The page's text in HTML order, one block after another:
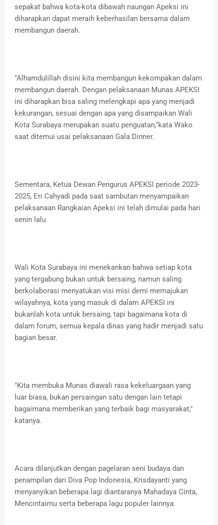
sepakat bahwa kota-kota dibawah naungan Apeksi ini
diharapkan dapat meraih keberhasilan bersama dalam
membangun daerah.
"Alhamdulillah disini kita membangun kekompakan dalam
membangun daerah. Dengan pelaksanaan Munas APEKSI
ini diharapkan bisa saling melengkapi apa yang menjadi
kekurangan, sesuai dengan apa yang disampaikan Wali
Kota Surabaya merupakan suatu penguatan,"kata Wako
saat ditemui usai pelaksanaan Gala Dinner.
Sementara, Ketua Dewan Pengurus APEKSI periode 2023-
2025, Eri Cahyadi pada saat sambutan menyampaikan
pelaksanaan Rangkaian Apeksi ini telah dimulai pada hari
senin lalu.
Wali Kota Surabaya ini menekankan bahwa setiap kota
yang tergabung bukan untuk bersaing, namun saling
berkolaborasi menyatukan visi misi demi memajukan
wilayahnya, kota yang masuk di dalam APEKSI ini
bukanlah kota untuk bersaing, tapi bagaimana kota di
dalam forum, semua kepala dinas yang hadir menjadi satu
bagian besar.
"Kita membuka Munas diawali rasa kekeluargaan yang
luar biasa, bukan persaingan satu dengan lain tetapi
bagaimana memberikan yang terbaik bagi masyarakat,"
katanya.
Acara dilanjutkan dengan pagelaran seni budaya dan
penampilan dari Diva Pop Indonesia, Krisdayanti yang
menyanyikan beberapa lagi diantaranya Mahadaya Cinta,
Mencintaimu serta beberapa lagu populer lainnya.